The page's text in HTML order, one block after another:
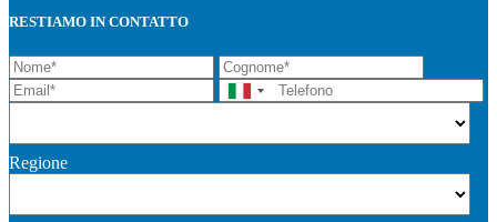
RESTIAMO IN CONTATTO
Regione